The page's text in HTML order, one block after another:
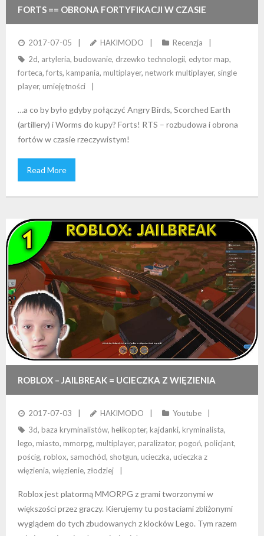
FORTS == OBRONA FORTYFIKACJI W CZASIE
RZECZYWISTYM!
2017-07-05 HAKIMODO
Recenzja
2d, artyleria, budowanie, drzewko technologii, edytor map,
forteca, forts, kampania, multiplayer, network multiplayer, single
player, umiejętności
…a co by było gdyby połączyć Angry Birds, Scorched Earth
(artillery) i Worms do kupy? Forts! RTS – rozbudowa i obrona
fortów w czasie rzeczywistym!
Read More
ROBLOX – JAILBREAK = UCIECZKA Z WIĘZIENIA
(ZBIJACZ)
2017-07-03 HAKIMODO
Youtube
3d, baza kryminalistów, helikopter, kajdanki, kryminalista,
lego, miasto, mmorpg, multiplayer, paralizator, pogoń, policjant,
pościg, roblox, samochód, shotgun, ucieczka, ucieczka z
więzienia, więzienie, złodziej
Roblox jest platormą MMORPG z grami tworzonymi w
większości przez graczy. Kierujemy tu postaciami zbliżonymi
wyglądem do tych zbudowanych z klocków Lego. Tym razem